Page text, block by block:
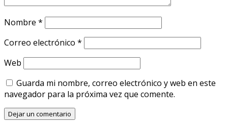
Nombre *
Correo electrónico *
Web
Guarda mi nombre, correo electrónico y web en este
navegador para la próxima vez que comente.